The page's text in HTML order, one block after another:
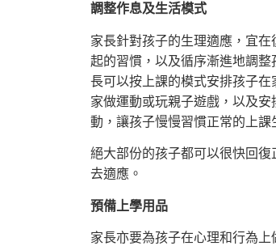
調整作息及生活模式
家長針對孩子的生理適應，宜
起的習慣，以及循序漸進地調
長可以按上課的模式安排孩子
家做運動或玩親子遊戲，以及
動，讓孩子慢慢習慣正常的上課
絕大部份的孩子都可以很快回
去適應。
預備上學用品
家長亦要為孩子在心理和行為